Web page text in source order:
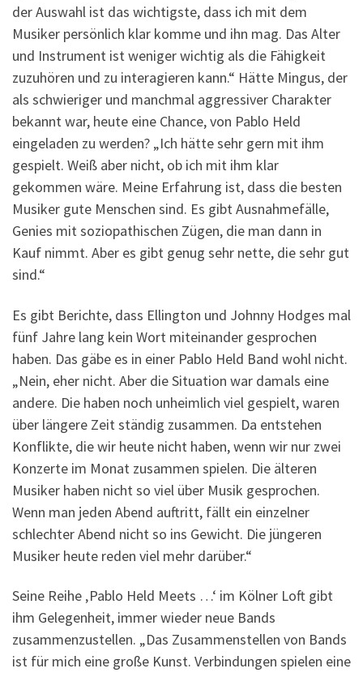
der Auswahl ist das wichtigste, dass ich mit dem
Musiker persönlich klar komme und ihn mag. Das Alter
und Instrument ist weniger wichtig als die Fähigkeit
zuzuhören und zu interagieren kann.“ Hätte Mingus, der
als schwieriger und manchmal aggressiver Charakter
bekannt war, heute eine Chance, von Pablo Held
eingeladen zu werden? „Ich hätte sehr gern mit ihm
gespielt. Weiß aber nicht, ob ich mit ihm klar
gekommen wäre. Meine Erfahrung ist, dass die besten
Musiker gute Menschen sind. Es gibt Ausnahmefälle,
Genies mit soziopathischen Zügen, die man dann in
Kauf nimmt. Aber es gibt genug sehr nette, die sehr gut
sind.“
Es gibt Berichte, dass Ellington und Johnny Hodges mal
fünf Jahre lang kein Wort miteinander gesprochen
haben. Das gäbe es in einer Pablo Held Band wohl nicht.
„Nein, eher nicht. Aber die Situation war damals eine
andere. Die haben noch unheimlich viel gespielt, waren
über längere Zeit ständig zusammen. Da entstehen
Konflikte, die wir heute nicht haben, wenn wir nur zwei
Konzerte im Monat zusammen spielen. Die älteren
Musiker haben nicht so viel über Musik gesprochen.
Wenn man jeden Abend auftritt, fällt ein einzelner
schlechter Abend nicht so ins Gewicht. Die jüngeren
Musiker heute reden viel mehr darüber.“
Seine Reihe ‚Pablo Held Meets …‘ im Kölner Loft gibt
ihm Gelegenheit, immer wieder neue Bands
zusammenzustellen. „Das Zusammenstellen von Bands
ist für mich eine große Kunst. Verbindungen spielen eine